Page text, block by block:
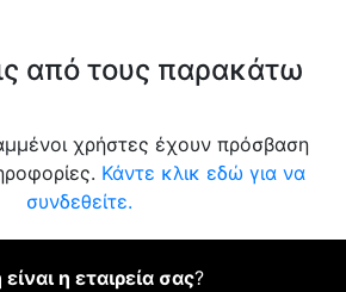
από τους παρακάτω
χρήστες έχουν πρόσβαση
Κάντε κλικ εδώ για να
συνδεθείτε.
η εταιρεία σας?